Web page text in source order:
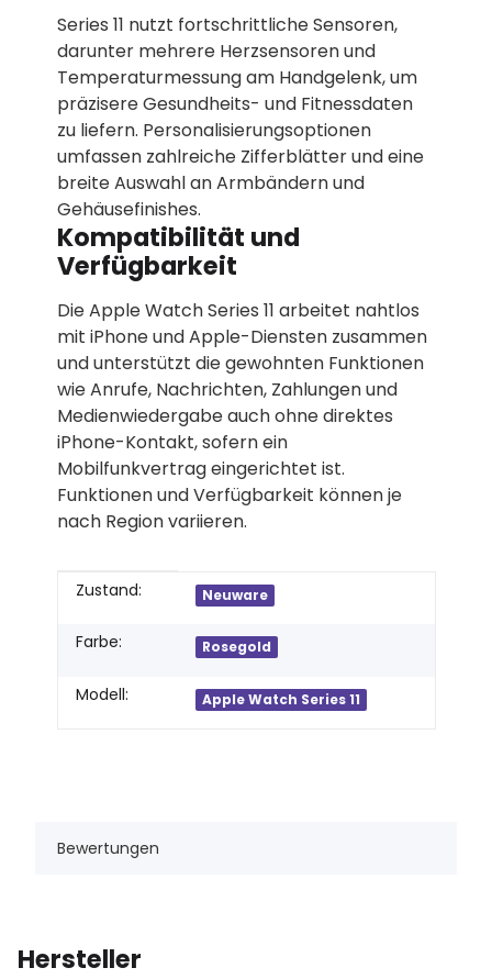
Series 11 nutzt fortschrittliche Sensoren,
darunter mehrere Herzsensoren und
Temperaturmessung am Handgelenk, um
präzisere Gesundheits- und Fitnessdaten
zu liefern. Personalisierungsoptionen
umfassen zahlreiche Zifferblätter und eine
breite Auswahl an Armbändern und
Gehäusefinishes.
Kompatibilität und
Verfügbarkeit
Die Apple Watch Series 11 arbeitet nahtlos
mit iPhone und Apple-Diensten zusammen
und unterstützt die gewohnten Funktionen
wie Anrufe, Nachrichten, Zahlungen und
Medienwiedergabe auch ohne direktes
iPhone-Kontakt, sofern ein
Mobilfunkvertrag eingerichtet ist.
Funktionen und Verfügbarkeit können je
nach Region variieren.
Produkteigenschaft
Wert
Zustand: Neuware
Farbe: Rosegold
Modell: Apple Watch Series 11
Bewertungen
Hersteller